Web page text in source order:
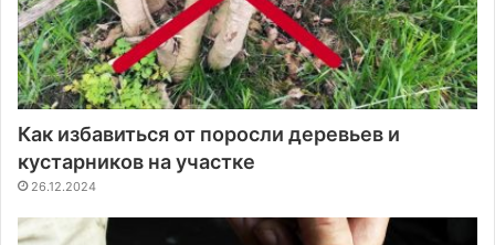
Как избавиться от поросли деревьев и
кустарников на участке
26.12.2024